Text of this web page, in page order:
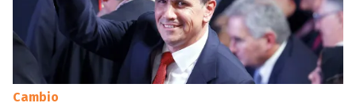
Cambio